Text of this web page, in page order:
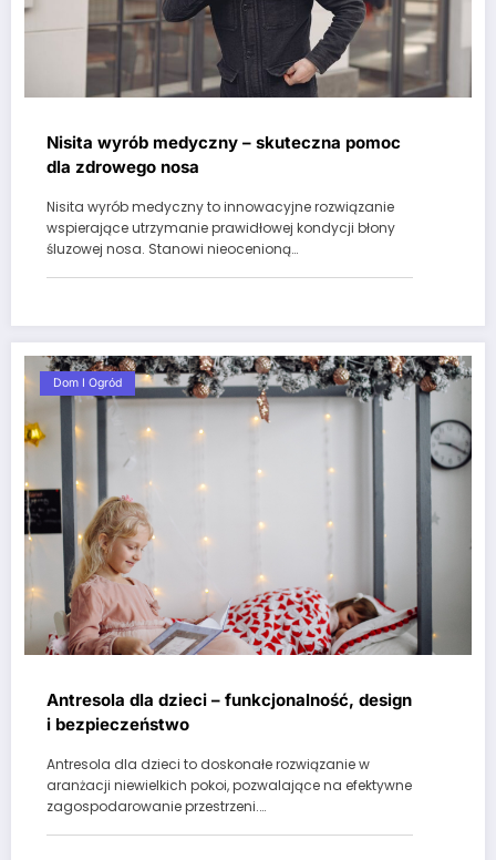
Nisita wyrób medyczny – skuteczna pomoc
dla zdrowego nosa
Nisita wyrób medyczny to innowacyjne rozwiązanie
wspierające utrzymanie prawidłowej kondycji błony
śluzowej nosa. Stanowi nieocenioną…
Dom I Ogród
Antresola dla dzieci – funkcjonalność, design
i bezpieczeństwo
Antresola dla dzieci to doskonałe rozwiązanie w
aranżacji niewielkich pokoi, pozwalające na efektywne
zagospodarowanie przestrzeni.…